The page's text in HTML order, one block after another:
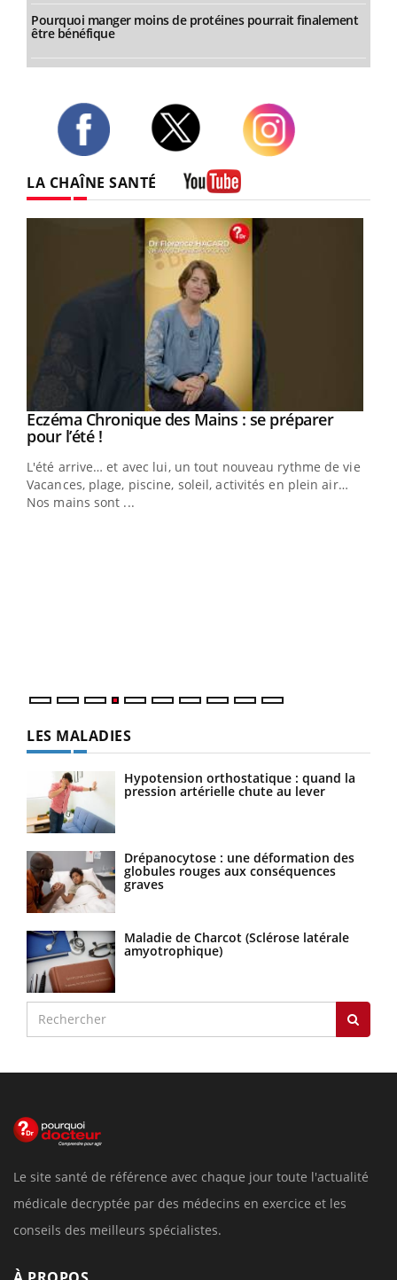
Pourquoi manger moins de protéines pourrait finalement
être bénéfique
LA CHAÎNE SANTÉ
Youtube
Eczéma Chronique des Mains : se préparer
pour l’été !Youtube
L'été arrive… et avec lui, un tout nouveau rythme de vie !
Vacances, plage, piscine, soleil, activités en plein air…
Nos mains sont ...
LES MALADIES
Hypotension orthostatique : quand la
pression artérielle chute au lever
Drépanocytose : une déformation des
globules rouges aux conséquences
graves
Maladie de Charcot (Sclérose latérale
amyotrophique)
Le site santé de référence avec chaque jour toute l'actualité
médicale decryptée par des médecins en exercice et les
conseils des meilleurs spécialistes.